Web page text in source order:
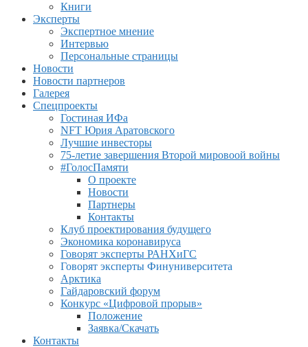
Книги
Эксперты
Экспертное мнение
Интервью
Персональные страницы
Новости
Новости партнеров
Галерея
Спецпроекты
Гостиная ИФа
NFT Юрия Аратовского
Лучшие инвесторы
75-летие завершения Второй мировоой войны
#ГолосПамяти
О проекте
Новости
Партнеры
Контакты
Клуб проектирования будущего
Экономика коронавируса
Говорят эксперты РАНХиГС
Говорят эксперты Финуниверситета
Арктика
Гайдаровский форум
Конкурс «Цифровой прорыв»
Положение
Заявка/Скачать
Контакты